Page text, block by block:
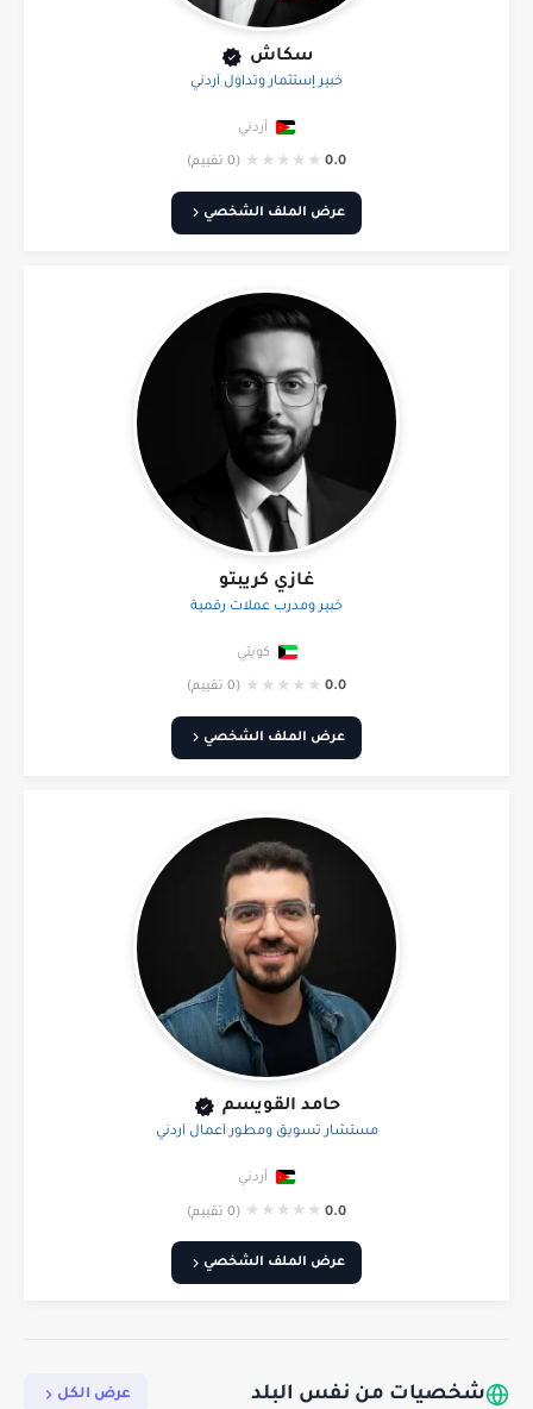
سكاش
خبير إستثمار وتداول أردني
أردني
0.0
★
★
★
★
★ (0 تقييم)
عرض الملف الشخصي
غازي كريبتو
خبير ومدرب عملات رقمية
كويتي
0.0
★
★
★
★
★ (0 تقييم)
عرض الملف الشخصي
حامد القويسم
مستشار تسويق ومطور أعمال أردني
أردني
0.0
★
★
★
★
★ (0 تقييم)
عرض الملف الشخصي
شخصيات من نفس البلد عرض الكل